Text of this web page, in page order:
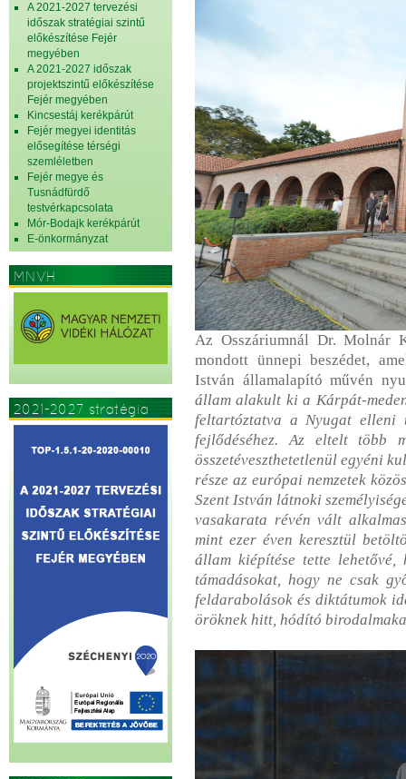
A 2021-2027 tervezési
időszak stratégiai szintű
előkészítése Fejér
megyében
A 2021-2027 időszak
projektszintű előkészítése
Fejér megyében
Kincsestáj kerékpárút
Fejér megyei identitás
elősegítése térségi
szemléletben
Fejér megye és
Tusnádfürdő
testvérkapcsolata
Mór-Bodajk kerékpárút
E-önkormányzat
MNVH
2021-2027 stratégia
Az Osszáriumnál Dr. Molnár
mondott ünnepi beszédet,
István államalapító művén
állam alakult ki a Kárpát-
feltartóztatva a Nyugat elleni
fejlődéséhez. Az eltelt több
összetéveszthetetlenül egyéni
része az európai nemzetek
Szent István látnoki
vasakarata révén vált
mint ezer éven keresztül
állam kiépítése tette
támadásokat, hogy ne csak
feldarabolások és diktátumok
öröknek hitt, hódító